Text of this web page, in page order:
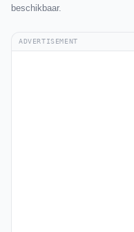
beschikbaar.
ADVERTISEMENT